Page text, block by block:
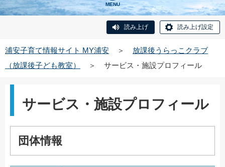
MENU
読み上げ 読み上げ設定
浦安子育て情報サイト MY浦安 ＞
放課後うらっこクラブ
（放課後子ども教室）
＞ サービス・施設プロフィール
サービス・施設プロフィール
団体情報